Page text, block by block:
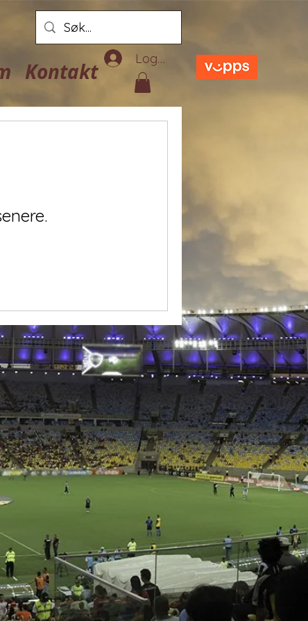
Kontakt Logg inn